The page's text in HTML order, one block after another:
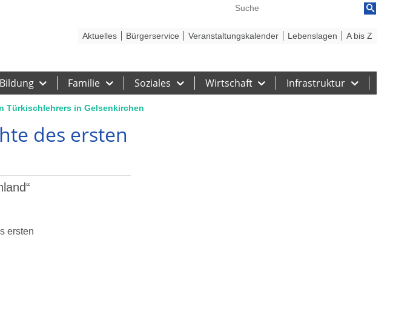
Bildung Familie Soziales Wirtschaft Infrastruktur
Aktuelles Bürgerservice Veranstaltungskalender Lebenslagen A bis Z
Türkischlehrers in Gelsenkirchen
des ersten